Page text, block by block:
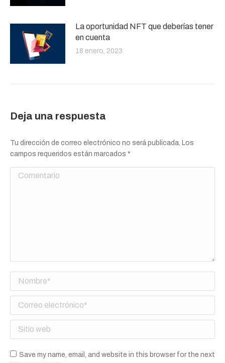
La oportunidad NFT que deberías tener
en cuenta
18 enero, 2023
Deja una respuesta
Tu dirección de correo electrónico no será publicada. Los
campos requeridos están marcados *
Comentario
Nombre *
Correo electrónico *
Sitio web
Save my name, email, and website in this browser for the next